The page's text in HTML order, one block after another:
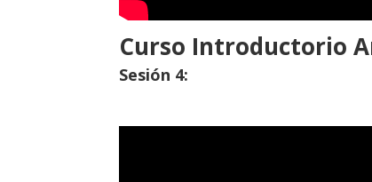
Curso Introductorio
Sesión 4: